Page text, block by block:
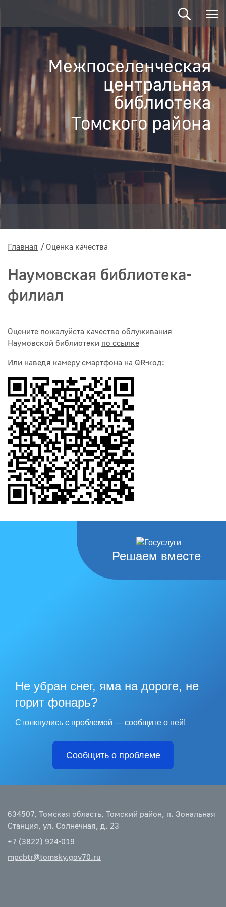
Межпоселенческая
центральная
библиотека
Томского района
Главная Оценка качества
Наумовская библиотека-
филиал
Оцените пожалуйста качество облуживания
Наумовской библиотеки по ссылке
Или наведя камеру смартфона на QR-код:
Решаем вместе
Не убран снег, яма на дороге, не
горит фонарь?
Столкнулись с проблемой — сообщите о ней!
Сообщить о проблеме
634507, Томская область, Томский район, п. Зональная
Станция, ул. Солнечная, д. 23
+7 (3822) 924-019
mpcbtr@tomsky.gov70.ru